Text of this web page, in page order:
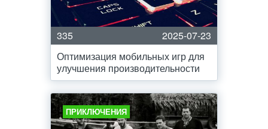
335
2025-07-23
Оптимизация мобильных игр для
улучшения производительности
ПРИКЛЮЧЕНИЯ